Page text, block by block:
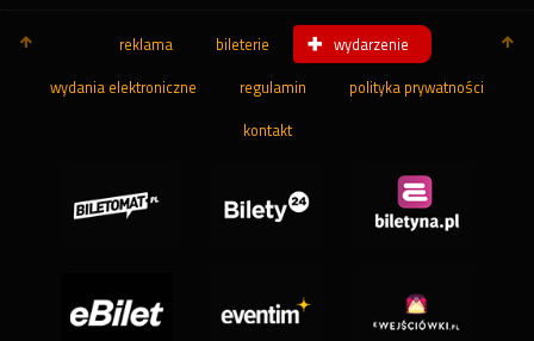
reklama bileterie wydarzenie
wydania elektroniczne regulamin polityka prywatności
kontakt